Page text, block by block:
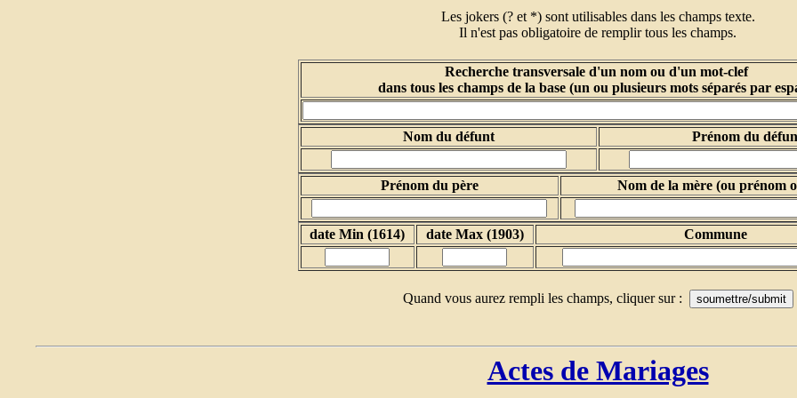
Les jokers (? et *) sont utilisables dans les champs texte.
Il n'est pas obligatoire de remplir tous les champs.
Recherche transversale d'un nom ou d'un mot-clef
dans tous les champs de la base (un ou plusieurs mots séparés par
Nom du défunt Prénom du
Prénom du père Nom de la mère (ou prénom
date Min (1614) date Max (1903) Commune
Quand vous aurez rempli les champs, cliquer sur :
Actes de Mariages